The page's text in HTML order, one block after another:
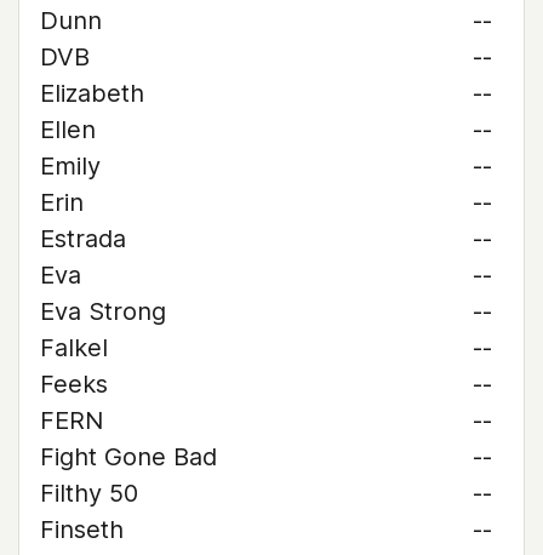
Dunn
--
DVB
--
Elizabeth
--
Ellen
--
Emily
--
Erin
--
Estrada
--
Eva
--
Eva Strong
--
Falkel
--
Feeks
--
FERN
--
Fight Gone Bad
--
Filthy 50
--
Finseth
--